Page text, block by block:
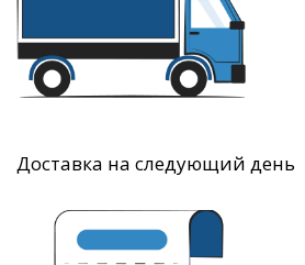
Доставка на следующий день